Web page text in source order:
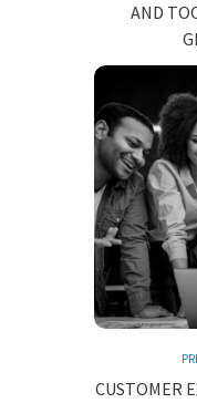
AND
CUSTOMER